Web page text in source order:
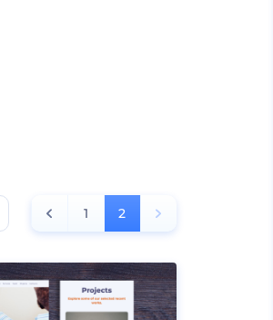
1 2